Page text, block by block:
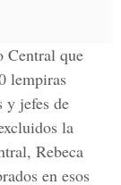
Central que
lempiras
y jefes de
la
Rebeca
en esos